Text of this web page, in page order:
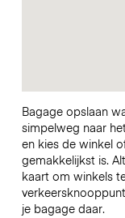
Bagage opslaan
simpelweg naar
en kies de winkel
gemakkelijkst is.
kaart om winkels
je bagage daar.